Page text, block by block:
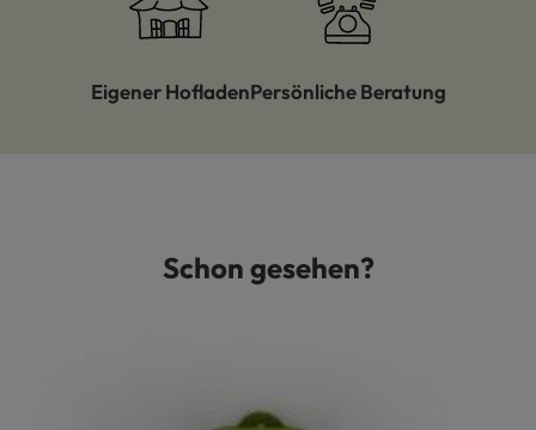
Eigener HofladenPersönliche Beratung
Produktgalerie überspringenSchon gesehen?